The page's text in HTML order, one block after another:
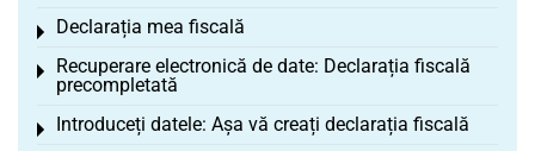
Declarația mea fiscală
Toggle menu
Recuperare electronică de date: Declarația fiscală
precompletată
Toggle menu
Introduceți datele: Așa vă creați declarația fiscală
Toggle menu